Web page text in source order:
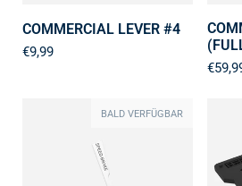
COMMERCIAL LEVER #4
€9,99
BALD VERFÜGBAR